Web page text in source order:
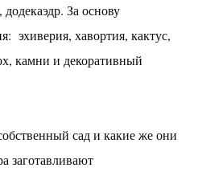
подноса
макраме
акрилом и покрытием
За основу
эхиверия, хавортия, кактус,
камни и декоративный
сад и какие же они
заготавливают